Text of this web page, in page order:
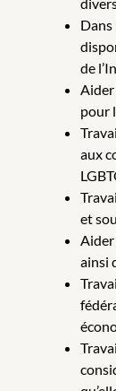
de
pour
aux
et
ainsi